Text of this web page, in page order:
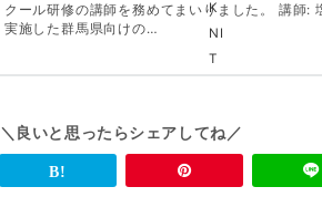
クール研修の講師を務めてまいりました。 講師:
実施した群馬県向けの…
＼良いと思ったらシェアしてね／